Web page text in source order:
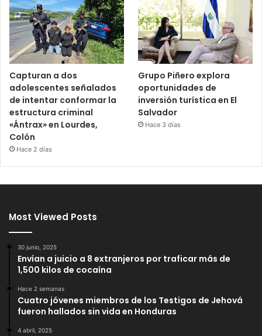
Capturan a dos
adolescentes señalados
de intentar conformar la
estructura criminal
«Ántrax» en Lourdes,
Colón
Hace 2 días
Grupo Piñero explora
oportunidades de
inversión turística en El
Salvador
Hace 3 días
Most Viewed Posts
30 junio, 2025
Envían a juicio a 8 extranjeros por traficar más de
1,500 kilos de cocaína
Hace 2 semanas
Cuatro jóvenes miembros de los Testigos de Jehová
fueron hallados sin vida en Honduras
4 abril, 2025